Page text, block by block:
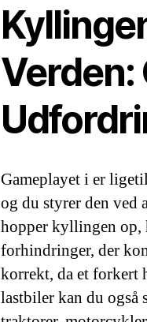
Verden:
Gameplayet i er
og du styrer den ved
hopper kyllingen op,
forhindringer, der
korrekt, da et forkert
lastbiler kan du også